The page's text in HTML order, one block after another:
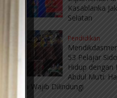
Kasablanka
Selatan
Pendidikan
53 Pelajar
Hidup dengan
Abdul Mu’ti:
Mereka Wajib Dilindungi